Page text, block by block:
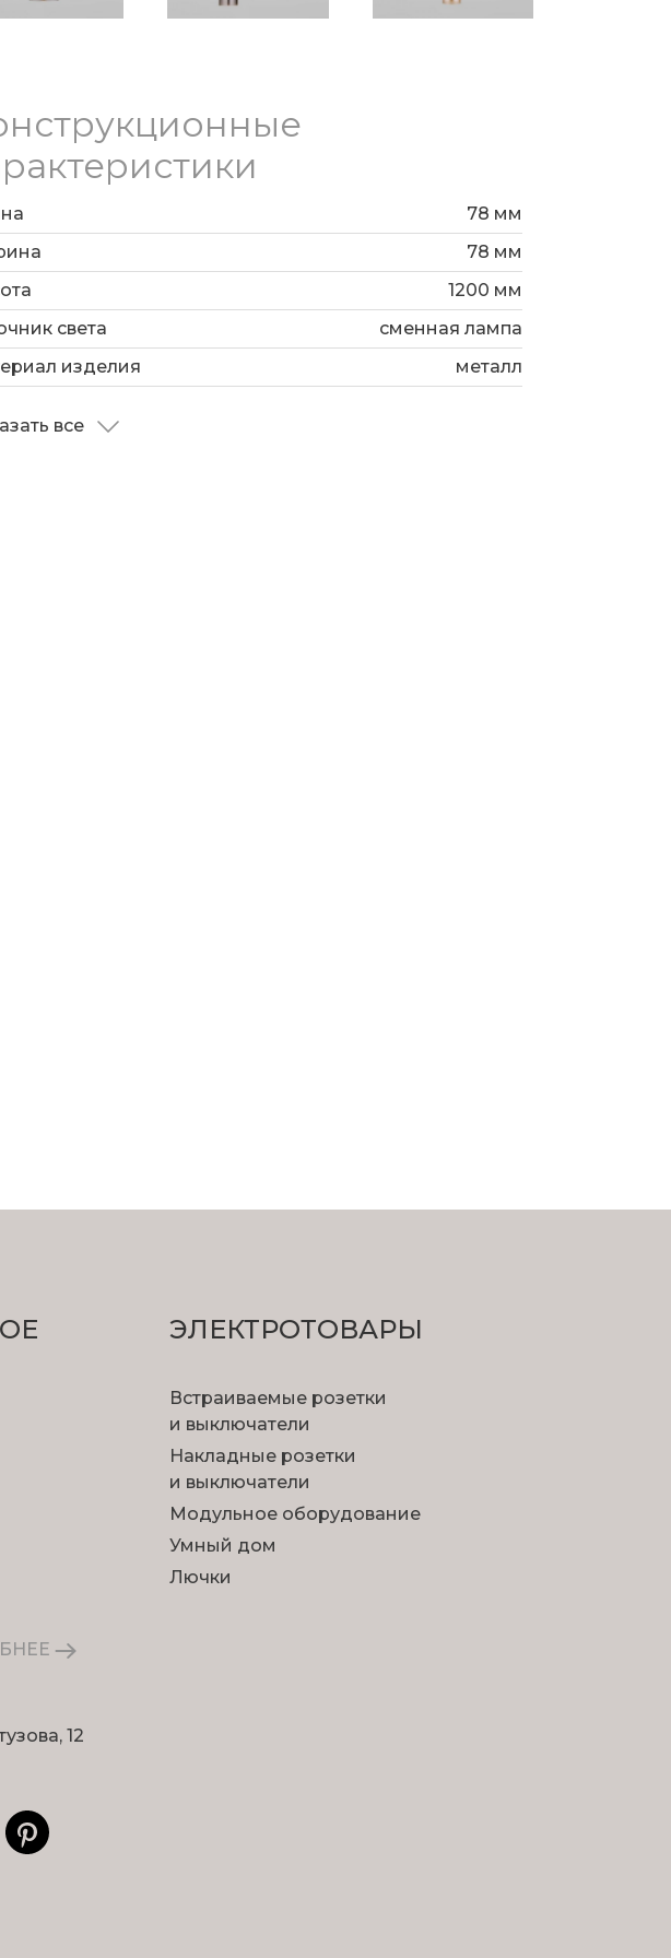
78 мм
78 мм
1200 мм
света
сменная лампа
изделия
металл
все
ЭЛЕКТРОТОВАРЫ
Встраиваемые розетки
и выключатели
Накладные розетки
и выключатели
Модульное оборудование
Умный дом
Лючки
12